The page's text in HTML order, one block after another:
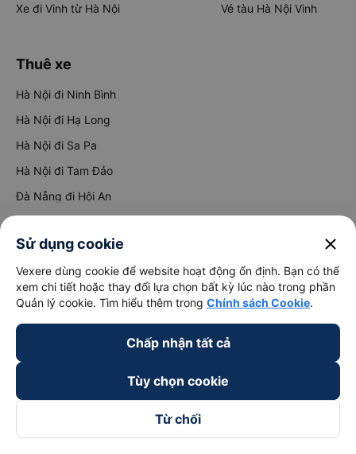
Xe đi Vinh từ Hà Nội
Vé tàu Hà Nội Vinh
Thuê xe
Hà Nội đi Ninh Bình
Hà Nội đi Hạ Long
Hà Nội đi Sa Pa
Hà Nội đi Tam Đảo
Đà Nẵng đi Hội An
Hải Phòng đi Hà Nội
keyboard_arrow_down
Về chúng tôi
keyboard_arrow_down
Hỗ trợ
Sử dụng cookie close
Vexere dùng cookie để website hoạt động ổn định. Bạn có thể
xem chi tiết hoặc thay đổi lựa chọn bất kỳ lúc nào trong phần
Quản lý cookie. Tìm hiểu thêm trong Chính sách Cookie.
Chấp nhận tất cả
Tùy chọn cookie
Từ chối